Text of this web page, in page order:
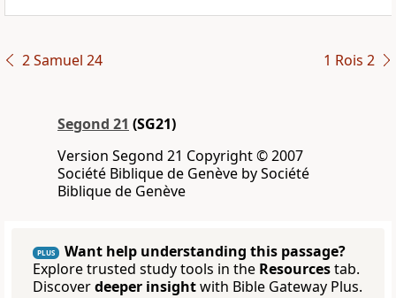
2 Samuel 24 1 Rois 2
Segond 21 (SG21)
Version Segond 21 Copyright © 2007
Société Biblique de Genève by Société
Biblique de Genève
PLUS
Want help understanding this passage?
Explore trusted study tools in the Resourcestab.
Discoverdeeper insightwith Bible Gateway Plus.